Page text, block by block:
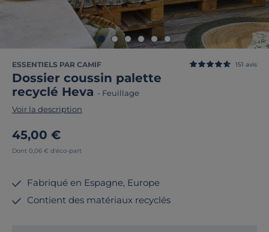
ESSENTIELS PAR CAMIF
Dossier coussin palette
recyclé Heva - Feuillage
151 avis
Voir la description
45,00 €
Dont 0,06 € d'éco-part
Fabriqué en Espagne, Europe
Contient des matériaux recyclés